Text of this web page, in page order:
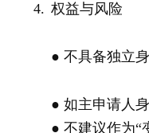
权益与风险
● 不具备独立
● 如主申请人
● 不建议作为“